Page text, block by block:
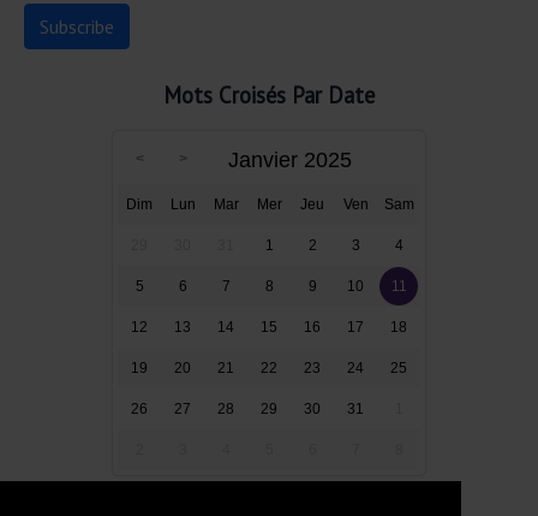
Mots Croisés Par Date
Janvier 2025
Dim Lun Mar Mer Jeu Ven Sam
1 2 3 4
5 6 7 8 9 10 11
12 13 14 15 16 17 18
19 20 21 22 23 24 25
26 27 28 29 30 31